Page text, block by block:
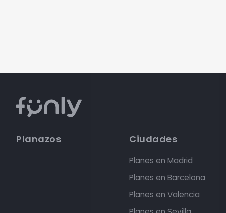
Planazos Ciudades
Planes en Madrid
Planes en Barcelona
Planes en Valencia